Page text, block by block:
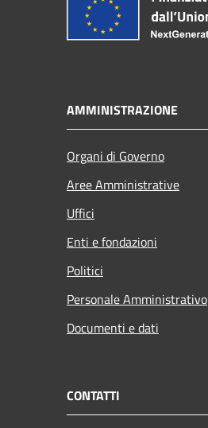
AMMINISTRAZIONE
Organi di Governo
Aree Amministrative
Uffici
Enti e fondazioni
Politici
Personale Amministrativo
Documenti e dati
CONTATTI